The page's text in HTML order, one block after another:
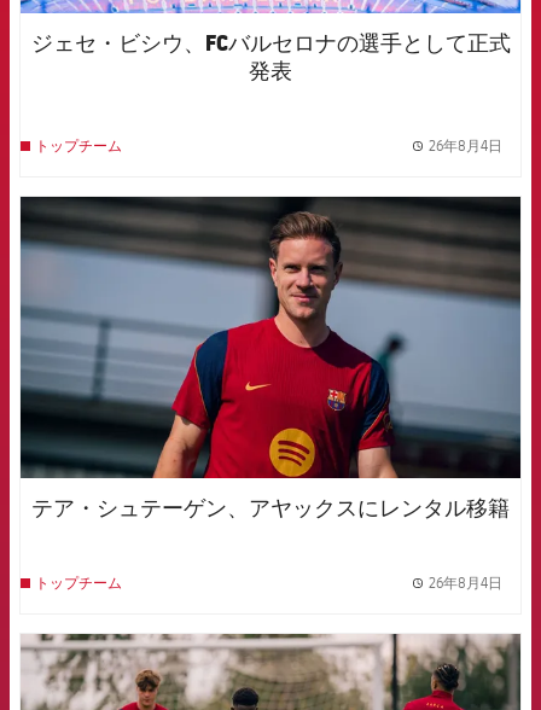
ジェセ・ビシウ、FCバルセロナの選手として正式
発表
トップチーム 26年8月4日
FCB Barcelona badge
テア・シュテーゲン、アヤックスにレンタル移籍
トップチーム 26年8月4日
FCB Barcelona badge